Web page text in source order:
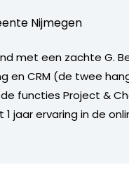
Nijmegen
met een zachte G.
en CRM (de twee
de functies Project &
jaar ervaring in de